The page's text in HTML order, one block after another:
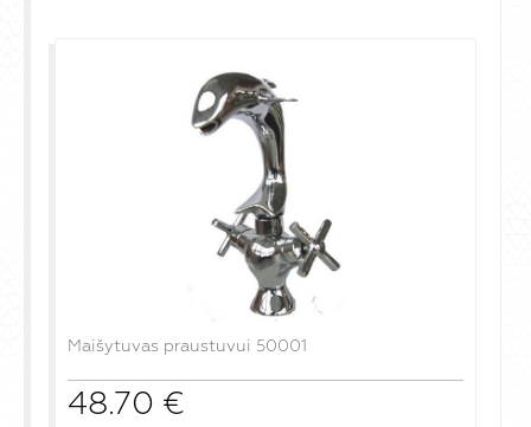
Maišytuvas praustuvui 50001
48.70 €